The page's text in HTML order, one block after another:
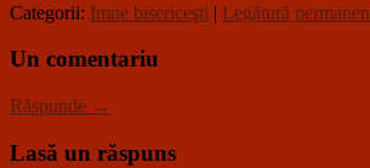
Categorii: Imne bisericeşti | Legătură
Un comentariu
Răspunde →
Lasă un răspuns